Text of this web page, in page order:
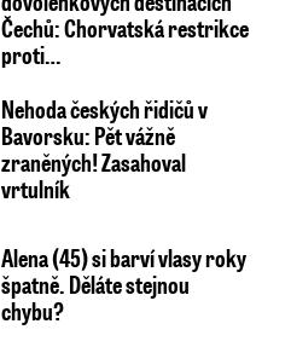
Čechů: Chorvatská restrikce
proti…
Nehoda českých řidičů v
Bavorsku: Pět vážně
zraněných! Zasahoval
vrtulník
Alena (45) si barví vlasy roky
špatně. Děláte stejnou
chybu?